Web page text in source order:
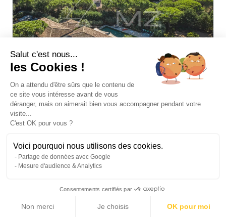
RAMATUELLE - PAMPELONNE - VILLA
Vente Villa Ramatuelle
320 m 2 |
3 700
m 2
| 6 Chambres
Salut c'est nous...
les Cookies !
On a attendu d'être sûrs que le contenu de
ce site vous intéresse avant de vous
déranger, mais on aimerait bien vous accompagner pendant votre
visite...
C'est OK pour vous ?
Voici pourquoi nous utilisons des cookies.
Partage de données avec Google
Mesure d'audience & Analytics
Consentements certifiés par
Non merci Je choisis OK pour moi